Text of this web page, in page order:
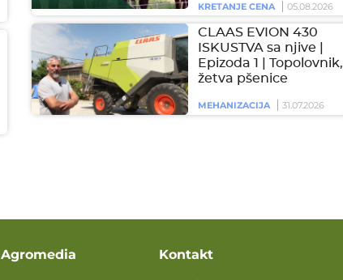
KRETANJE CENA 05.08.2026
CLAAS EVION 430
ISKUSTVA sa njive |
Epizoda 1 | Topolovnik,
žetva pšenice
MEHANIZACIJA 31.07.2026
Agromedia
Kontakt